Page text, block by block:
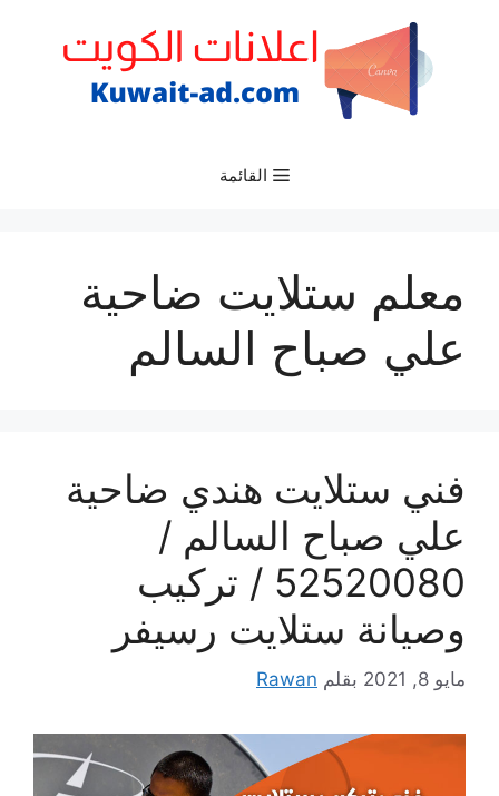
القائمة
معلم ستلايت ضاحية
علي صباح السالم
فني ستلايت هندي ضاحية
علي صباح السالم /
52520080 / تركيب
وصيانة ستلايت رسيفر
مايو 8, 2021 بقلم Rawan